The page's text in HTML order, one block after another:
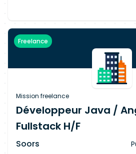
institutions telles que BNP
Humanis, etc. en proposant
technologiques innovantes (IA,
Learning, Data, Cloud,
mission ? Accompagner nos
transformation digitale et
les plus complexes grâce à
équipes. 🎯 Votre mission : En
Développeur Full Stack Java
vous rejoindrez les équipes
clients grands comptes pour
Freelance
Mission freelance
Développeur Java /
Fullstack H/F
Soors